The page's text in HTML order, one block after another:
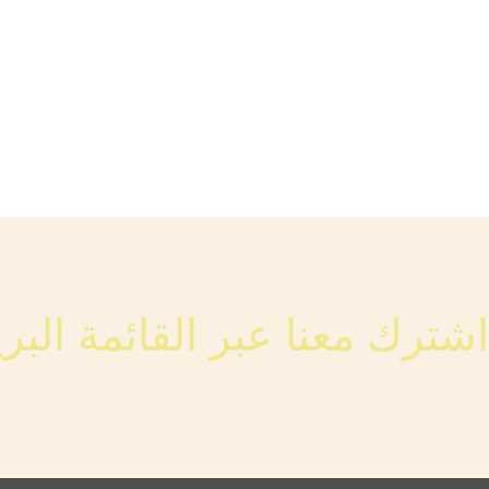
اشترك معنا عبر القائمة